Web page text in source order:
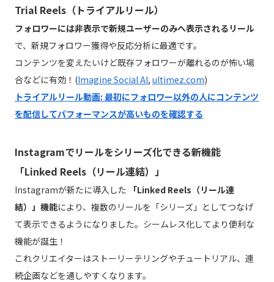
Trial Reels（トライアルリール）
フォロワーには非表示で新規ユーザーのみへ表示されるリール
で、新規フォロワー獲得や反応分析に最適です。
コンテンツを変えたいけど既存フォロワーが離れるのが怖い場
合などに有効！(Imagine Social AI, ultimez.com)
トライアルリール動画: 最初にフォロワー以外の人にコンテンツ
を配信してパフォーマンスが高いものを確認する
Instagramでリールをシリーズ化できる新機能
「Linked Reels（リール連結）」
Instagramが新たに導入した
「Linked Reels（リール連
結）」機能により、複数のリールを「シリーズ」としてつなげ
て表示できるようになりました。シームレス化してより便利な
機能が誕生！
これクリエイターはストーリーテリングやチュートリアル、連
続企画などを通しやすくなります。